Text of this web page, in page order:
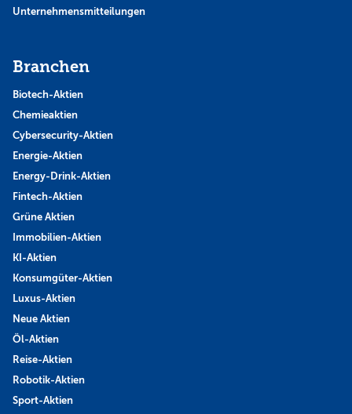
Unternehmensmitteilungen
Branchen
Biotech-Aktien
Chemieaktien
Cybersecurity-Aktien
Energie-Aktien
Energy-Drink-Aktien
Fintech-Aktien
Grüne Aktien
Immobilien-Aktien
KI-Aktien
Konsumgüter-Aktien
Luxus-Aktien
Neue Aktien
Öl-Aktien
Reise-Aktien
Robotik-Aktien
Sport-Aktien